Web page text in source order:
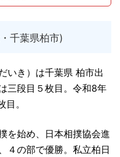
千葉県柏市)
き）は千葉県 柏市出
三段目５枚目。令和8年
。
を始め、日本相撲協会進
４の部で優勝。私立柏日